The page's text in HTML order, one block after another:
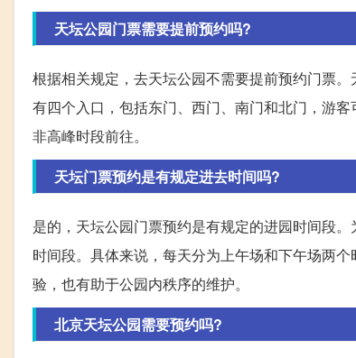
天坛公园门票需要提前预约吗?
根据相关规定，去天坛公园不需要提前预约门票
有四个入口，包括东门、西门、南门和北门，游
非高峰时段前往。
天坛门票预约是有规定进去时间吗?
是的，天坛公园门票预约是有规定的进园时间段
时间段。具体来说，每天分为上午场和下午场两
验，也有助于公园内秩序的维护。
北京天坛公园需要预约吗?